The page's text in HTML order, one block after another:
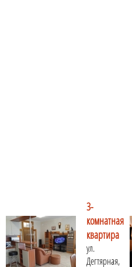
3-
комнатная
квартира
ул.
Дегтярная,